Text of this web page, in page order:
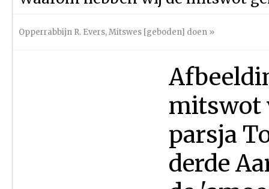
Opperrabbijn R. Evers,Mitswes [geboden] doen »
mitswot
parsja
derde